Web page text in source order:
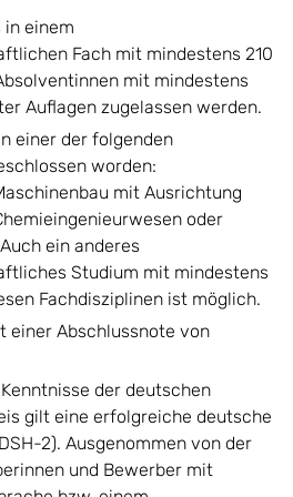
in einem
Fach mit mindestens 210
mit mindestens
Auflagen zugelassen werden.
einer der folgenden
worden:
mit Ausrichtung
oder
ein anderes
Studium mit mindestens
Fachdisziplinen ist möglich.
einer Abschlussnote von
der deutschen
gilt eine erfolgreiche deutsche
2). Ausgenommen von der
und Bewerber mit